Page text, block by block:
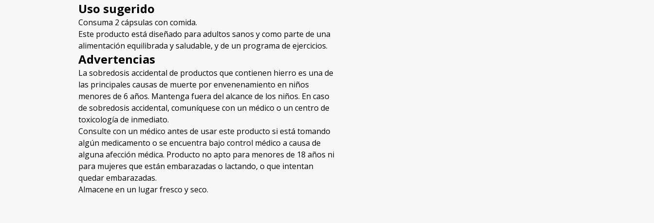
Uso sugerido
Consuma 2 cápsulas con comida.
Este producto está diseñado para adultos sanos y como parte de una
alimentación equilibrada y saludable, y de un programa de ejercicios.
Advertencias
La sobredosis accidental de productos que contienen hierro es una de
las principales causas de muerte por envenenamiento en niños
menores de 6 años. Mantenga fuera del alcance de los niños. En caso
de sobredosis accidental, comuníquese con un médico o un centro de
toxicología de inmediato.
Consulte con un médico antes de usar este producto si está tomando
algún medicamento o se encuentra bajo control médico a causa de
alguna afección médica. Producto no apto para menores de 18 años ni
para mujeres que están embarazadas o lactando, o que intentan
quedar embarazadas.
Almacene en un lugar fresco y seco.